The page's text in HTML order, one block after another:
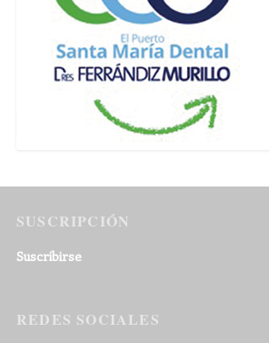
SUSCRIPCIÓN
Suscribirse
REDES SOCIALES